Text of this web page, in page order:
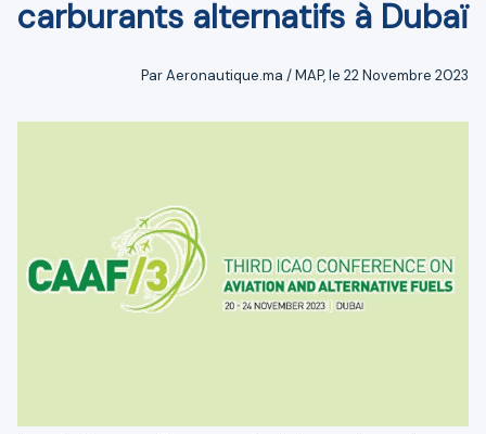
carburants alternatifs à Dubaï
Par Aeronautique.ma / MAP, le 22 Novembre 2023